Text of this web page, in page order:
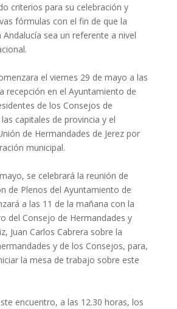
criterios para su celebración y
fórmulas con el fin de que la
Andalucía sea un referente a nivel
el viernes 29 de mayo a las
recepción en el Ayuntamiento de
de los Consejos de
capitales de provincia y el
de Hermandades de Jerez por
municipal.
se celebrará la reunión de
de Plenos del Ayuntamiento de
a las 11 de la mañana con la
del Consejo de Hermandades y
Juan Carlos Cabrera sobre la
y de los Consejos, para,
la mesa de trabajo sobre este
encuentro, a las 12.30 horas, los